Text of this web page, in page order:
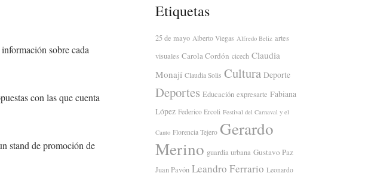
sobre cada
con las que cuenta
stand de promoción de
Etiquetas
25 de mayo Alberto Viegas Alfredo Beliz artes
visuales Carola Cordón cicech Claudia
Monají Claudia Solis Cultura Deporte
Deportes Educación expresarte Fabiana
López Federico Ercoli Festival del Carnaval y el
Canto Florencia Tejero Gerardo
Merino guardia urbana Gustavo Paz
Juan Pavón Leandro Ferrario Leonardo